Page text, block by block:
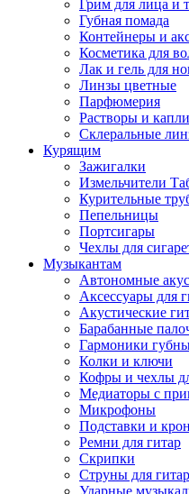
Грим для лица и
Губная помада
Контейнеры и
Косметика для
Лак и гель для
Линзы цветные
Парфюмерия
Растворы и
Склеральные
Курящим
Зажигалки
Измельчители
Курительные
Пепельницы
Портсигары
Чехлы для
Музыкантам
Автономные
Аксессуары для
Акустические
Барабанные
Гармоники
Колки и ключи
Кофры и чехлы
Медиаторы с
Микрофоны
Подставки и
Ремни для гитар
Скрипки
Струны для гитар
Ударные